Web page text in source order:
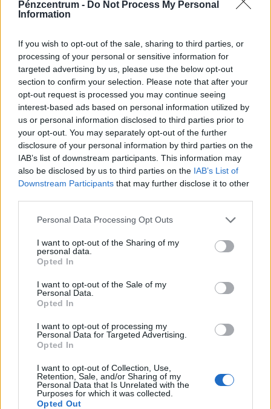
Pénzcentrum - Do Not Process My Personal
Information
If you wish to opt-out of the sale, sharing to third parties, or
processing of your personal or sensitive information for
targeted advertising by us, please use the below opt-out
section to confirm your selection. Please note that after your
opt-out request is processed you may continue seeing
interest-based ads based on personal information utilized by
us or personal information disclosed to third parties prior to
your opt-out. You may separately opt-out of the further
disclosure of your personal information by third parties on the
IAB’s list of downstream participants. This information may
also be disclosed by us to third parties on the IAB’s List of
Downstream Participants that may further disclose it to other
Personal Data Processing Opt Outs
I want to opt-out of the Sharing of my
personal data.
Opted In
I want to opt-out of the Sale of my
Personal Data.
Opted In
I want to opt-out of processing my
Personal Data for Targeted Advertising.
Opted In
I want to opt-out of Collection, Use,
Retention, Sale, and/or Sharing of my
Personal Data that Is Unrelated with the
Purposes for which it was collected.
Opted Out
forrásaikat.
Vészesen ketyeg az óra: Donald Trump pusztító
lépésre készül, ha órákon belül nem enged a
közel-keleti állam
Negyvenöt napos tűzszünetről és a háború lehetséges
lezárásáról tárgyal az Egyesült Államok és Irán.
PORTFOLIO| 2026. április 6. 10:33
Elszabadult a pokol az éjszaka: amerikai
vadászgépek egyetemet és ipari
áldozat
Újabb súlyos légicsapásokat mért az amerikai és az
izraeli légierő Iránra.
PÉNZCENTRUM| 2026. április 6. 10:02
Megvédeni, amit lehetetlen: nagyot mondott az
amerikai focielnök, szerinte rendben van a
dinamikus vb-jegyár
Don Garber, az észak-amerikai profi labdarúgóliga (MLS)
elnöke megvédte a FIFA jegyárazási stratégiáját.